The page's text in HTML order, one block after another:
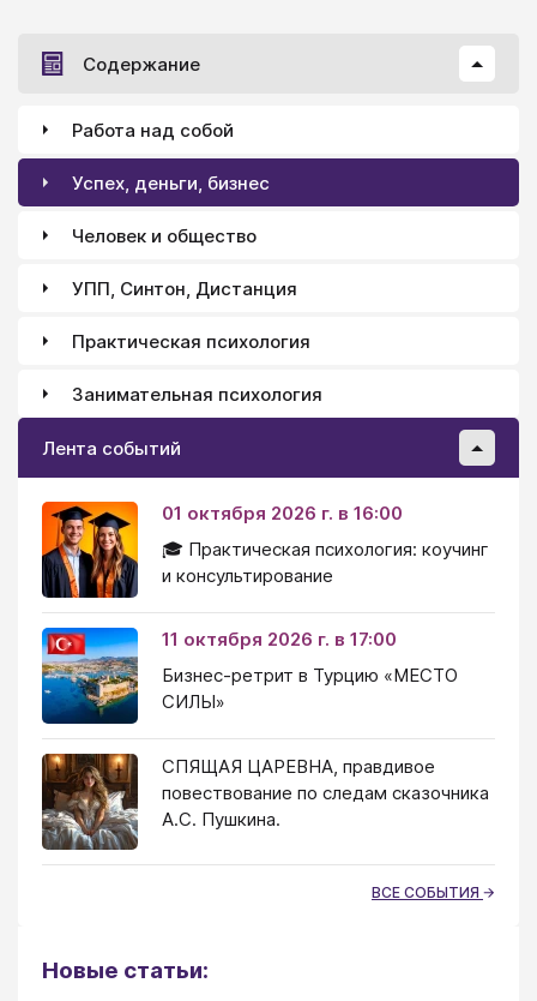
Содержание
Работа над собой
Успех, деньги, бизнес
Человек и общество
УПП, Синтон, Дистанция
Практическая психология
Занимательная психология
Лента событий
01 октября 2026 г. в 16:00
🎓 Практическая психология: коучинг
и консультирование
11 октября 2026 г. в 17:00
Бизнес-ретрит в Турцию «МЕСТО
СИЛЫ»
СПЯЩАЯ ЦАРЕВНА, правдивое
повествование по следам сказочника
А.С. Пушкина.
ВСЕ СОБЫТИЯ
Новые статьи: